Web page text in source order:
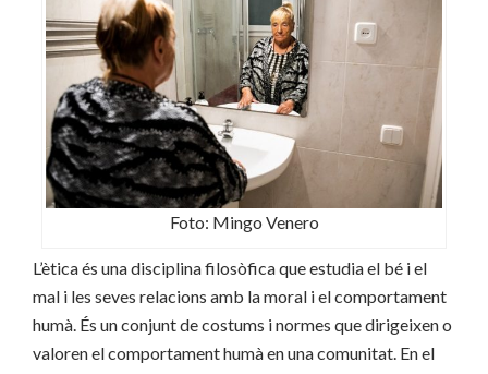
Foto: Mingo Venero
L’ètica és una disciplina filosòfica que estudia el bé i el
mal i les seves relacions amb la moral i el comportament
humà. És un conjunt de costums i normes que dirigeixen o
valoren el comportament humà en una comunitat. En el